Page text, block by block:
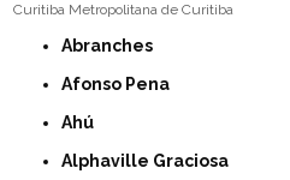
Curitiba Metropolitana de Curitiba
Abranches
Afonso Pena
Ahú
Alphaville Graciosa